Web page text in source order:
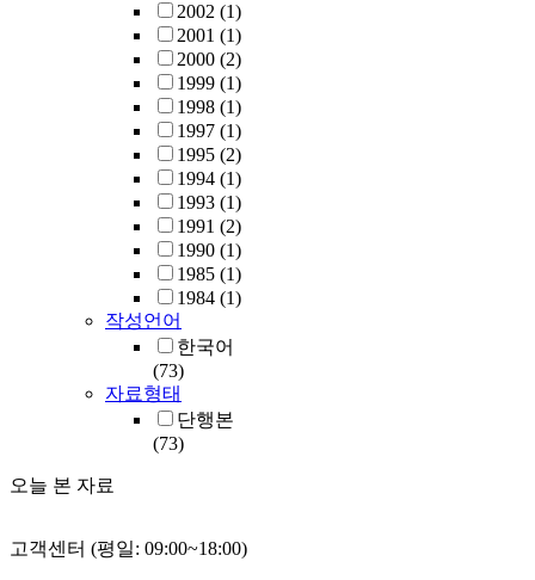
2002 (1)
2001 (1)
2000 (2)
1999 (1)
1998 (1)
1997 (1)
1995 (2)
1994 (1)
1993 (1)
1991 (2)
1990 (1)
1985 (1)
1984 (1)
작성언어
한국어
(73)
자료형태
단행본
(73)
오늘 본 자료
고객센터 (평일: 09:00~18:00)